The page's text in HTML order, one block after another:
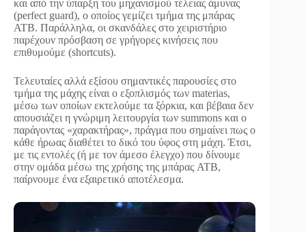
και από την ύπαρξη του μηχανισμού τέλειας άμυνας
(perfect guard), ο οποίος γεμίζει τμήμα της μπάρας
ATB. Παράλληλα, οι σκανδάλες στο χειριστήριο
παρέχουν πρόσβαση σε γρήγορες κινήσεις που
επιθυμούμε (shortcuts).
Τελευταίες αλλά εξίσου σημαντικές παρουσίες στο
τμήμα της μάχης είναι ο εξοπλισμός των materias,
μέσω των οποίων εκτελούμε τα ξόρκια, και βέβαια δεν
απουσιάζει η γνώριμη λειτουργία των summons και ο
παράγοντας «χαρακτήρας», πράγμα που σημαίνει πως ο
κάθε ήρωας διαθέτει το δικό του ύφος στη μάχη. Έτσι,
με τις εντολές (ή με τον άμεσο έλεγχο) που δίνουμε
στην ομάδα μέσω της χρήσης της μπάρας ATB,
παίρνουμε ένα εξαιρετικό αποτέλεσμα.